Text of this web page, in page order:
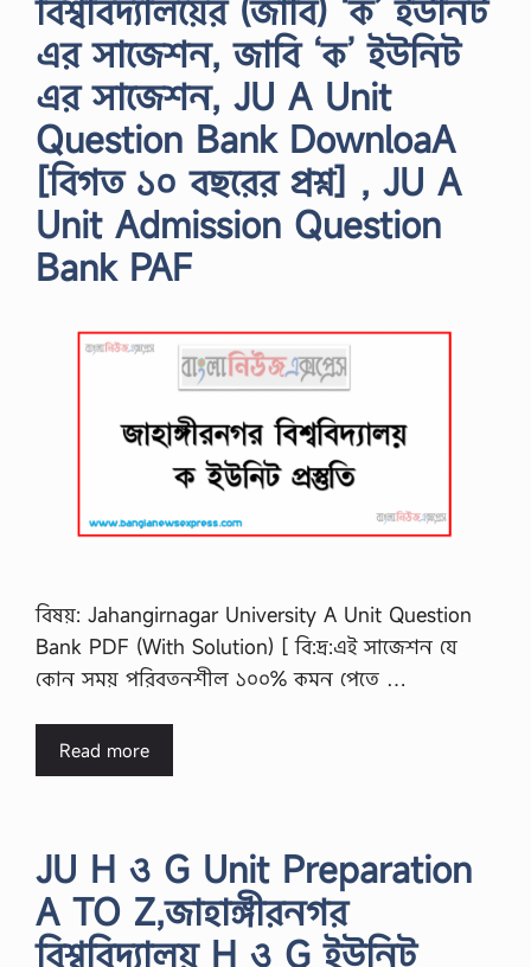
বিশ্ববিদ্যালয়ের (জাবি) ‘ক’ ইউনিট
এর সাজেশন, জাবি ‘ক’ ইউনিট
এর সাজেশন, JU A Unit
Question Bank DownloaA
[বিগত ১০ বছরের প্রশ্ন] , JU A
Unit Admission Question
Bank PAF
বিষয়: Jahangirnagar University A Unit Question
Bank PDF (With Solution) [ বি:দ্র:এই সাজেশন যে
কোন সময় পরিবতনশীল ১০০% কমন পেতে …
Read more
JU H ও G Unit Preparation
A TO Z,জাহাঙ্গীরনগর
বিশ্ববিদ্যালয় H ও G ইউনিট